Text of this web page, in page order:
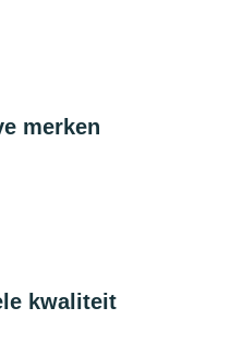
merken
kwaliteit